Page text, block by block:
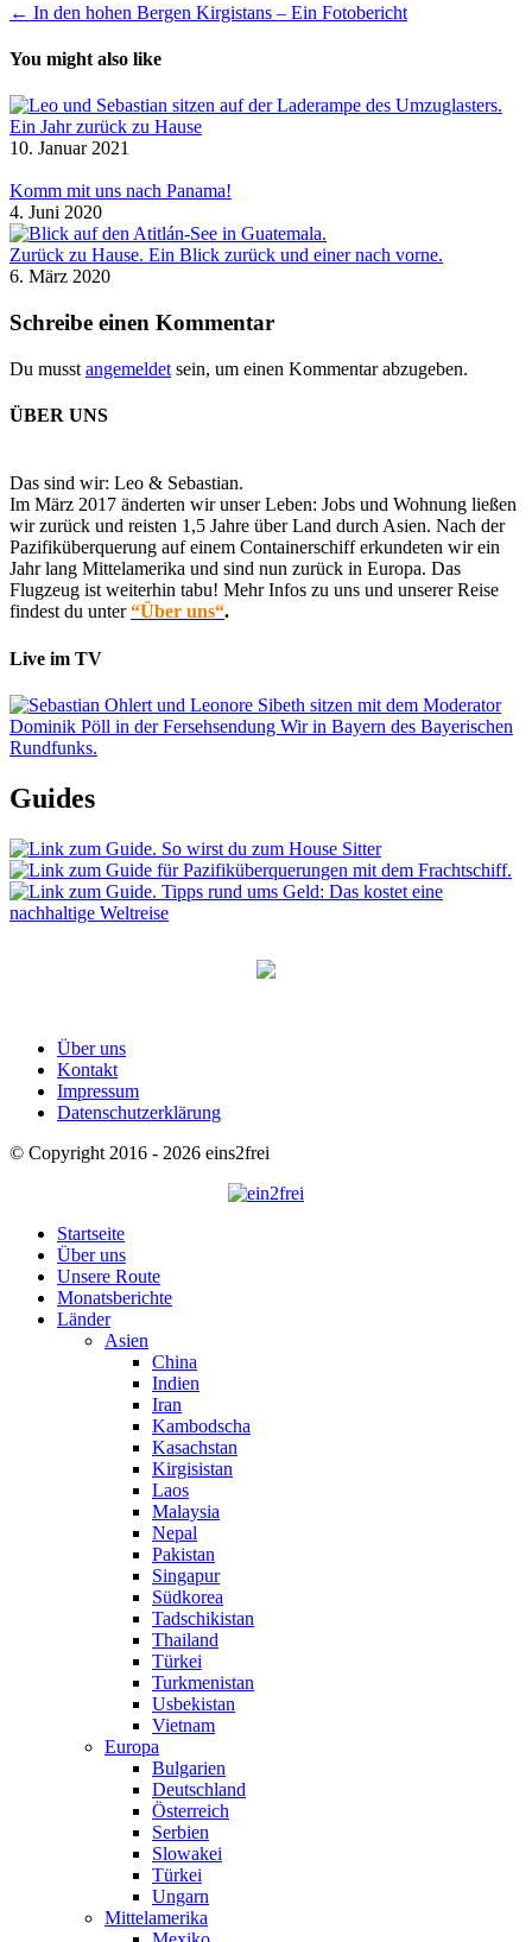
Beitragsnavigation
← In den hohen Bergen Kirgistans – Ein Fotobericht
You might also like
Ein Jahr zurück zu Hause
10. Januar 2021
Komm mit uns nach Panama!
4. Juni 2020
Zurück zu Hause. Ein Blick zurück und einer nach vorne.
6. März 2020
Schreibe einen Kommentar
Du musst angemeldet sein, um einen Kommentar abzugeben.
ÜBER UNS
Das sind wir: Leo & Sebastian.
Im März 2017 änderten wir unser Leben: Jobs und Wohnung ließen
wir zurück und reisten 1,5 Jahre über Land durch Asien. Nach der
Pazifiküberquerung auf einem Containerschiff erkundeten wir ein
Jahr lang Mittelamerika und sind nun zurück in Europa. Das
Flugzeug ist weiterhin tabu! Mehr Infos zu uns und unserer Reise
findest du unter“Über uns“.
Live im TV
Guides
Über uns
Kontakt
Impressum
Datenschutzerklärung
© Copyright 2016 - 2026 eins2frei
Startseite
Über uns
Unsere Route
Monatsberichte
Länder
Asien
China
Indien
Iran
Kambodscha
Kasachstan
Kirgisistan
Laos
Malaysia
Nepal
Pakistan
Singapur
Südkorea
Tadschikistan
Thailand
Türkei
Turkmenistan
Usbekistan
Vietnam
Europa
Bulgarien
Deutschland
Österreich
Serbien
Slowakei
Türkei
Ungarn
Mittelamerika